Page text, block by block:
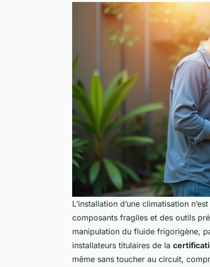
L’installation d’une climatisation
composants fragiles et des outils
manipulation du fluide frigorigène,
installateurs titulaires de la
même sans toucher au circuit,